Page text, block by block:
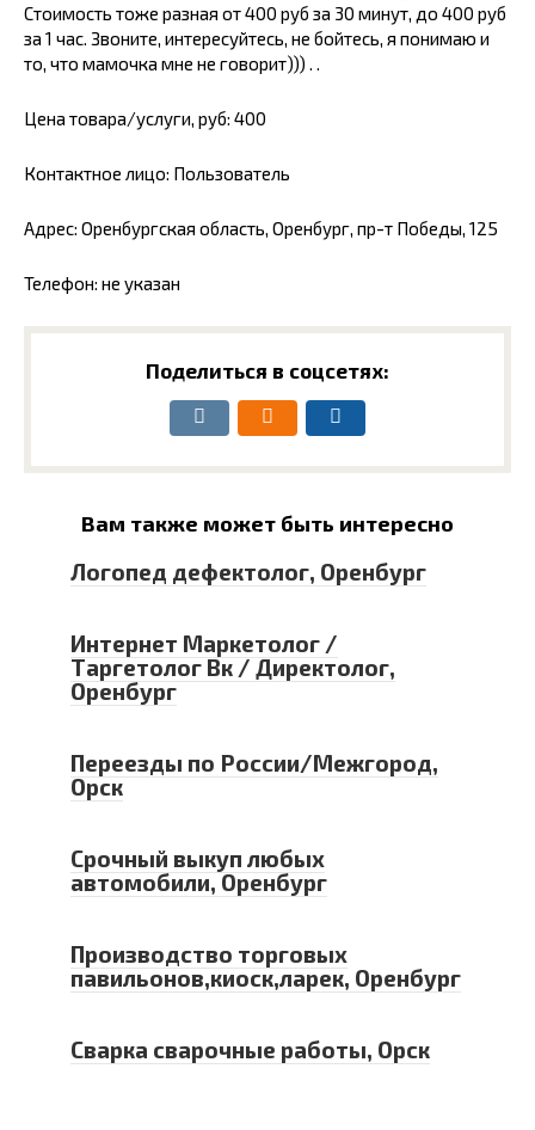
Стоимость тоже разная от 400 руб за 30 минут, до 400 руб
за 1 час. Звоните, интересуйтесь, не бойтесь, я понимаю и
то, что мамочка мне не говорит))) . .
Цена товара/услуги, руб: 400
Контактное лицо: Пользователь
Адрес: Оренбургская область, Оренбург, пр-т Победы, 125
Телефон: не указан
Поделиться в соцсетях:
Вам также может быть интересно
Логопед дефектолог, Оренбург
Интернет Маркетолог /
Таргетолог Вк / Директолог,
Оренбург
Переезды по России/Межгород,
Орск
Срочный выкуп любых
автомобили, Оренбург
Производство торговых
павильонов,киоск,ларек, Оренбург
Сварка сварочные работы, Орск